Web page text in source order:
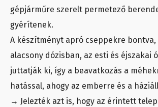
gépjárműre szerelt permetező
gyérítenek.
A készítményt apró cseppekre bontva,
alacsony dózisban, az esti és éjszakai
juttatják ki, így a beavatkozás a
hatással, ahogy az emberre és a
→ Jelezték azt is, hogy az érintett